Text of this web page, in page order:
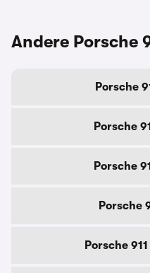
Andere Porsche
Porsche
Porsche
Porsche
Porsche
Porsche